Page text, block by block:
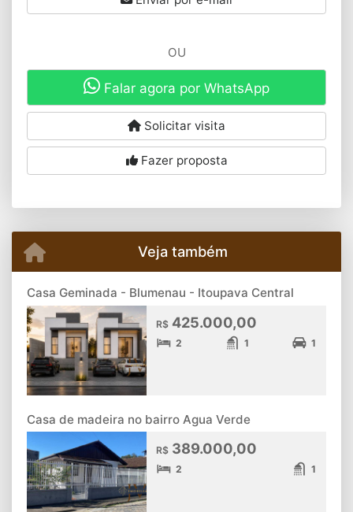
OU
Falar agora por WhatsApp
Solicitar visita
Fazer proposta
Veja também
Casa Geminada - Blumenau - Itoupava Central
R$ 425.000,00
2 1 1
Casa de madeira no bairro Agua Verde
R$ 389.000,00
2 1